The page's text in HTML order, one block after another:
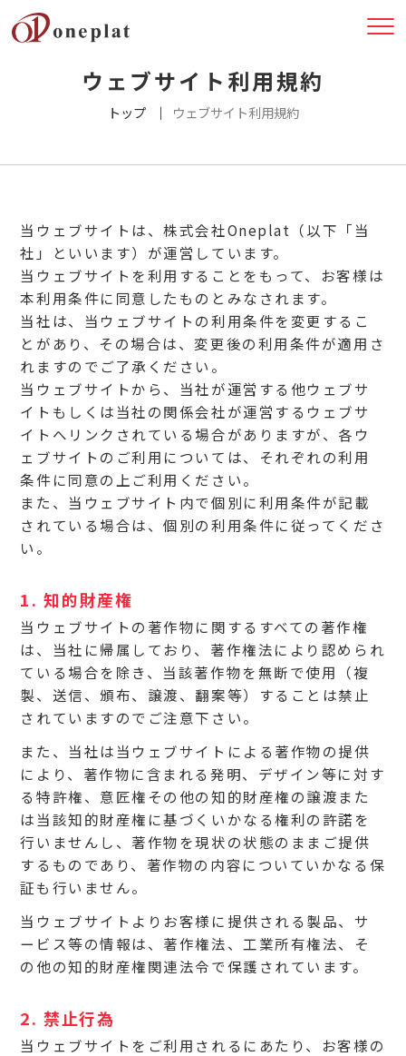
ウェブサイト利用規約
トップ ウェブサイト利用規約
当ウェブサイトは、株式会社Oneplat（以下「当
社」といいます）が運営しています。
当ウェブサイトを利用することをもって、お客様は
本利用条件に同意したものとみなされます。
当社は、当ウェブサイトの利用条件を変更するこ
とがあり、その場合は、変更後の利用条件が適用さ
れますのでご了承ください。
当ウェブサイトから、当社が運営する他ウェブサ
イトもしくは当社の関係会社が運営するウェブサ
イトへリンクされている場合がありますが、各ウ
ェブサイトのご利用については、それぞれの利用
条件に同意の上ご利用ください。
また、当ウェブサイト内で個別に利用条件が記載
されている場合は、個別の利用条件に従ってくださ
い。
1. 知的財産権
当ウェブサイトの著作物に関するすべての著作権
は、当社に帰属しており、著作権法により認められ
ている場合を除き、当該著作物を無断で使用（複
製、送信、頒布、譲渡、翻案等）することは禁止
されていますのでご注意下さい。
また、当社は当ウェブサイトによる著作物の提供
により、著作物に含まれる発明、デザイン等に対す
る特許権、意匠権その他の知的財産権の譲渡また
は当該知的財産権に基づくいかなる権利の許諾を
行いませんし、著作物を現状の状態のままご提供
するものであり、著作物の内容についていかなる保
証も行いません。
当ウェブサイトよりお客様に提供される製品、サ
ービス等の情報は、著作権法、工業所有権法、そ
の他の知的財産権関連法令で保護されています。
2. 禁止行為
当ウェブサイトをご利用されるにあたり、お客様の